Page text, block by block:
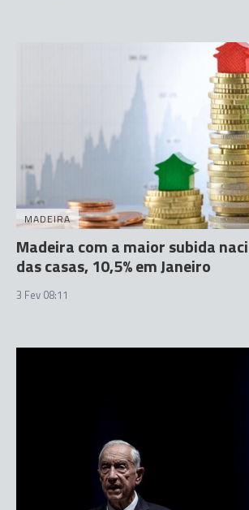
MADEIRA
Madeira com a maior subida
das casas, 10,5% em Janeiro
3 Fev 08:11